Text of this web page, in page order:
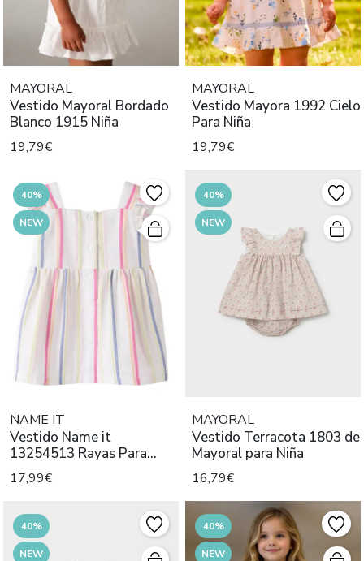
MAYORAL
Vestido Mayoral Bordado
Blanco 1915 Niña
19,79€
MAYORAL
Vestido Mayora 1992 Cielo
Para Niña
19,79€
40%
NEW
NAME IT
Vestido Name it
13254513 Rayas Para
Bebé
17,99€
40%
NEW
MAYORAL
Vestido Terracota 1803 de
Mayoral para Niña
16,79€
40%
NEW
40%
NEW